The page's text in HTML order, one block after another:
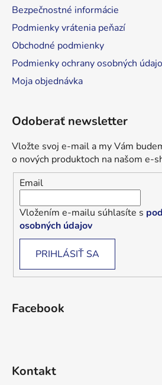
Bezpečnostné informácie
Podmienky vrátenia peňazí
Obchodné podmienky
Podmienky ochrany osobných
Moja objednávka
Odoberať newsletter
Vložte svoj e-mail a my Vám
o nových produktoch na našom e-
Email
Vložením e-mailu súhlasíte s
osobných údajov
PRIHLÁSIŤ SA
Facebook
Kontakt